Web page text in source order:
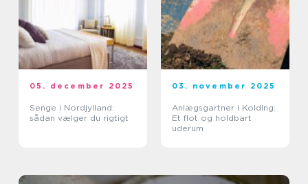
05. december 2025
Senge i Nordjylland:
sådan vælger du rigtigt
03. november 2025
Anlægsgartner i Kolding:
Et flot og holdbart
uderum